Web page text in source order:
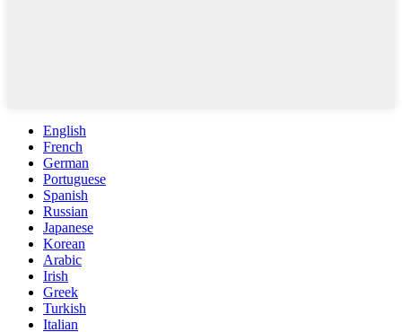
English
French
German
Portuguese
Spanish
Russian
Japanese
Korean
Arabic
Irish
Greek
Turkish
Italian